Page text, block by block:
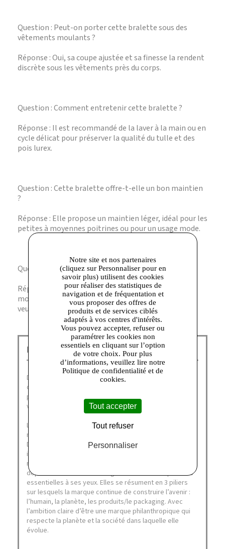
Question : Peut-on porter cette bralette sous des
vêtements moulants ?
Réponse : Oui, sa coupe ajustée et sa finesse la rendent
discrète sous les vêtements près du corps.
Question : Comment entretenir cette bralette ?
Réponse : Il est recommandé de la laver à la main ou en
cycle délicat pour préserver la qualité du tulle et des
pois lurex.
Question : Cette bralette offre-t-elle un bon maintien
?
Réponse : Elle propose un maintien léger, idéal pour les
petites à moyennes poitrines ou pour un usage mode.
Question : Existe-t-elle en d’autres couleurs ?
Réponse : Cette fiche concerne spécifiquement le
modèle vert à pois lurex, pour les autres coloris,
veuillez consulter la gamme Dim.
Dim Outlet Talange :
Depuis plus de soixante ans, DIM fait partie du quotidien
des français, désignée à nouveau comme leur marque
préférée en janvier 2021 (catégories collant, sous-
vêtements homme et lingerie).
La Family DIM aime la liberté, de corps et d’esprit, de
mouvement et de style. Fidèle à ses valeurs originelles,
DIM a participé à l’émancipation des femmes en leur
inventant les collants et plus récemment la culotte de
règles. Marque transgénérationnelle de cœur, DIM œuvre
depuis 10 ans à faire vivre également d’autres priorités
essentielles à ses yeux. Elles se résument en 3 piliers
sur lesquels la marque continue de construire l’avenir :
l’humain, la planète, les produits/le packaging. Avec
l’ambition claire d’être une marque philanthropique qui
respecte la planète et la société dans laquelle elle
évolue.
Notre site et nos partenaires
(cliquez sur Personnaliser pour en
savoir plus) utilisent des cookies
pour réaliser des statistiques de
navigation et de fréquentation et
vous proposer des offres de
produits et de services ciblés
adaptés à vos centres d'intérêts.
Vous pouvez accepter, refuser ou
paramétrer les cookies non
essentiels en cliquant sur l’option
de votre choix. Pour plus
d’informations, veuillez lire notre
Politique de confidentialité et de
cookies.
Tout accepter
Tout refuser
Personnaliser